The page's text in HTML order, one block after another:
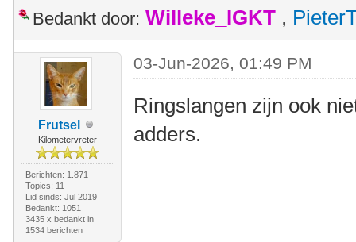
Bedankt door: Willeke_IGKT ,
Frutsel
Kilometervreter
Berichten: 1.871
Topics: 11
Lid sinds: Jul 2019
Bedankt: 1051
3435 x bedankt in
1534 berichten
03-Jun-2026, 01:49 PM
Ringslangen zijn ook
adders.